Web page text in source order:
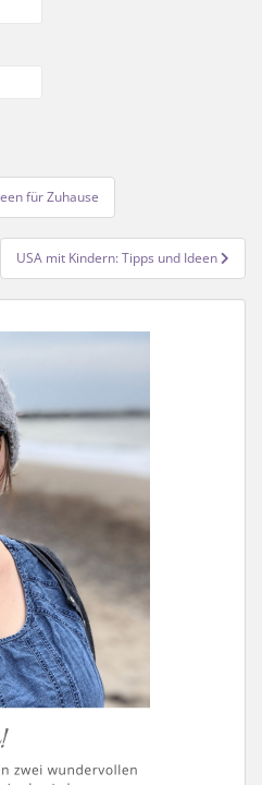
für Zuhause
USA mit Kindern: Tipps und Ideen